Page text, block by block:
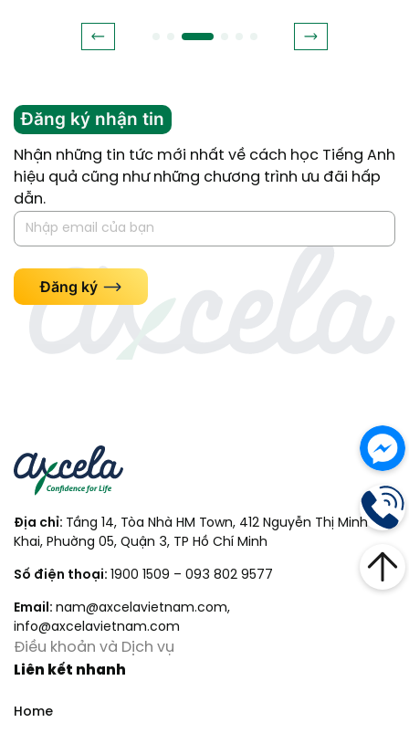
Đăng ký nhận tin
Nhận những tin tức mới nhất về cách học Tiếng Anh
hiệu quả cũng như những chương trình ưu đãi hấp
dẫn.
Đăng ký
Địa chỉ: Tầng 14, Tòa Nhà HM Town, 412 Nguyễn Thị Minh
Khai, Phuờng 05, Quận 3, TP Hồ Chí Minh
Số điện thoại: 1900 1509 – 093 802 9577
Email: nam@axcelavietnam.com,
info@axcelavietnam.com
Điều khoản và Dịch vụ
Liên kết nhanh
Home